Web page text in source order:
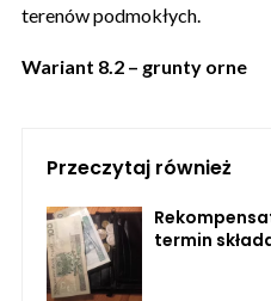
terenów podmokłych.
Wariant 8.2 – grunty orne
Przeczytaj również
termin